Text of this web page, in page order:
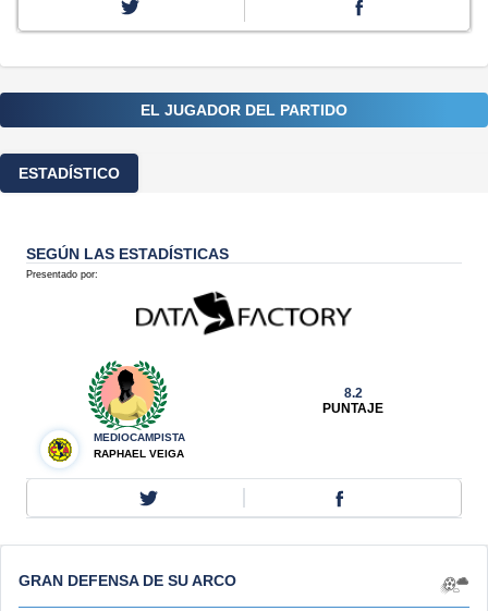
EL JUGADOR DEL PARTIDO
ESTADÍSTICO
SEGÚN LAS ESTADÍSTICAS
Presentado por:
MEDIOCAMPISTA
RAPHAEL VEIGA
8.2
PUNTAJE
GRAN DEFENSA DE SU ARCO